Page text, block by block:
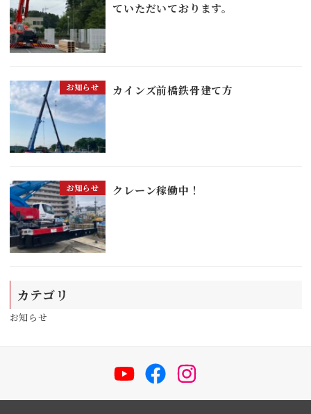
ていただいております。
お知らせ カインズ前橋鉄骨建て方
お知らせ クレーン稼働中！
カテゴリ
お知らせ
YouTubeFacebook